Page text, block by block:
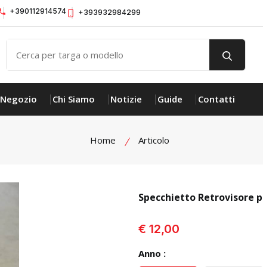
+390112914574 +393932984299
Negozio Chi Siamo Notizie Guide Contatti
Home Articolo
Specchietto Retrovisore
€ 12,00
Anno :